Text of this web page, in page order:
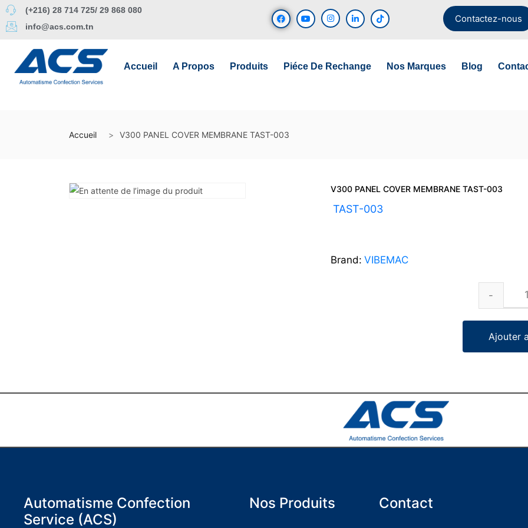
(+216) 28 714 725/ 29 868 080
info@acs.com.tn
Contactez-nous
Accueil A Propos Produits Piéce De Rechange Nos Marques Blog
Accueil V300 PANEL COVER MEMBRANE TAST-003
V300 PANEL COVER MEMBRANE TAST-003
TAST-003
Brand: VIBEMAC
Ajouter
Automatisme Confection
Service (ACS)
Nos Produits Contact